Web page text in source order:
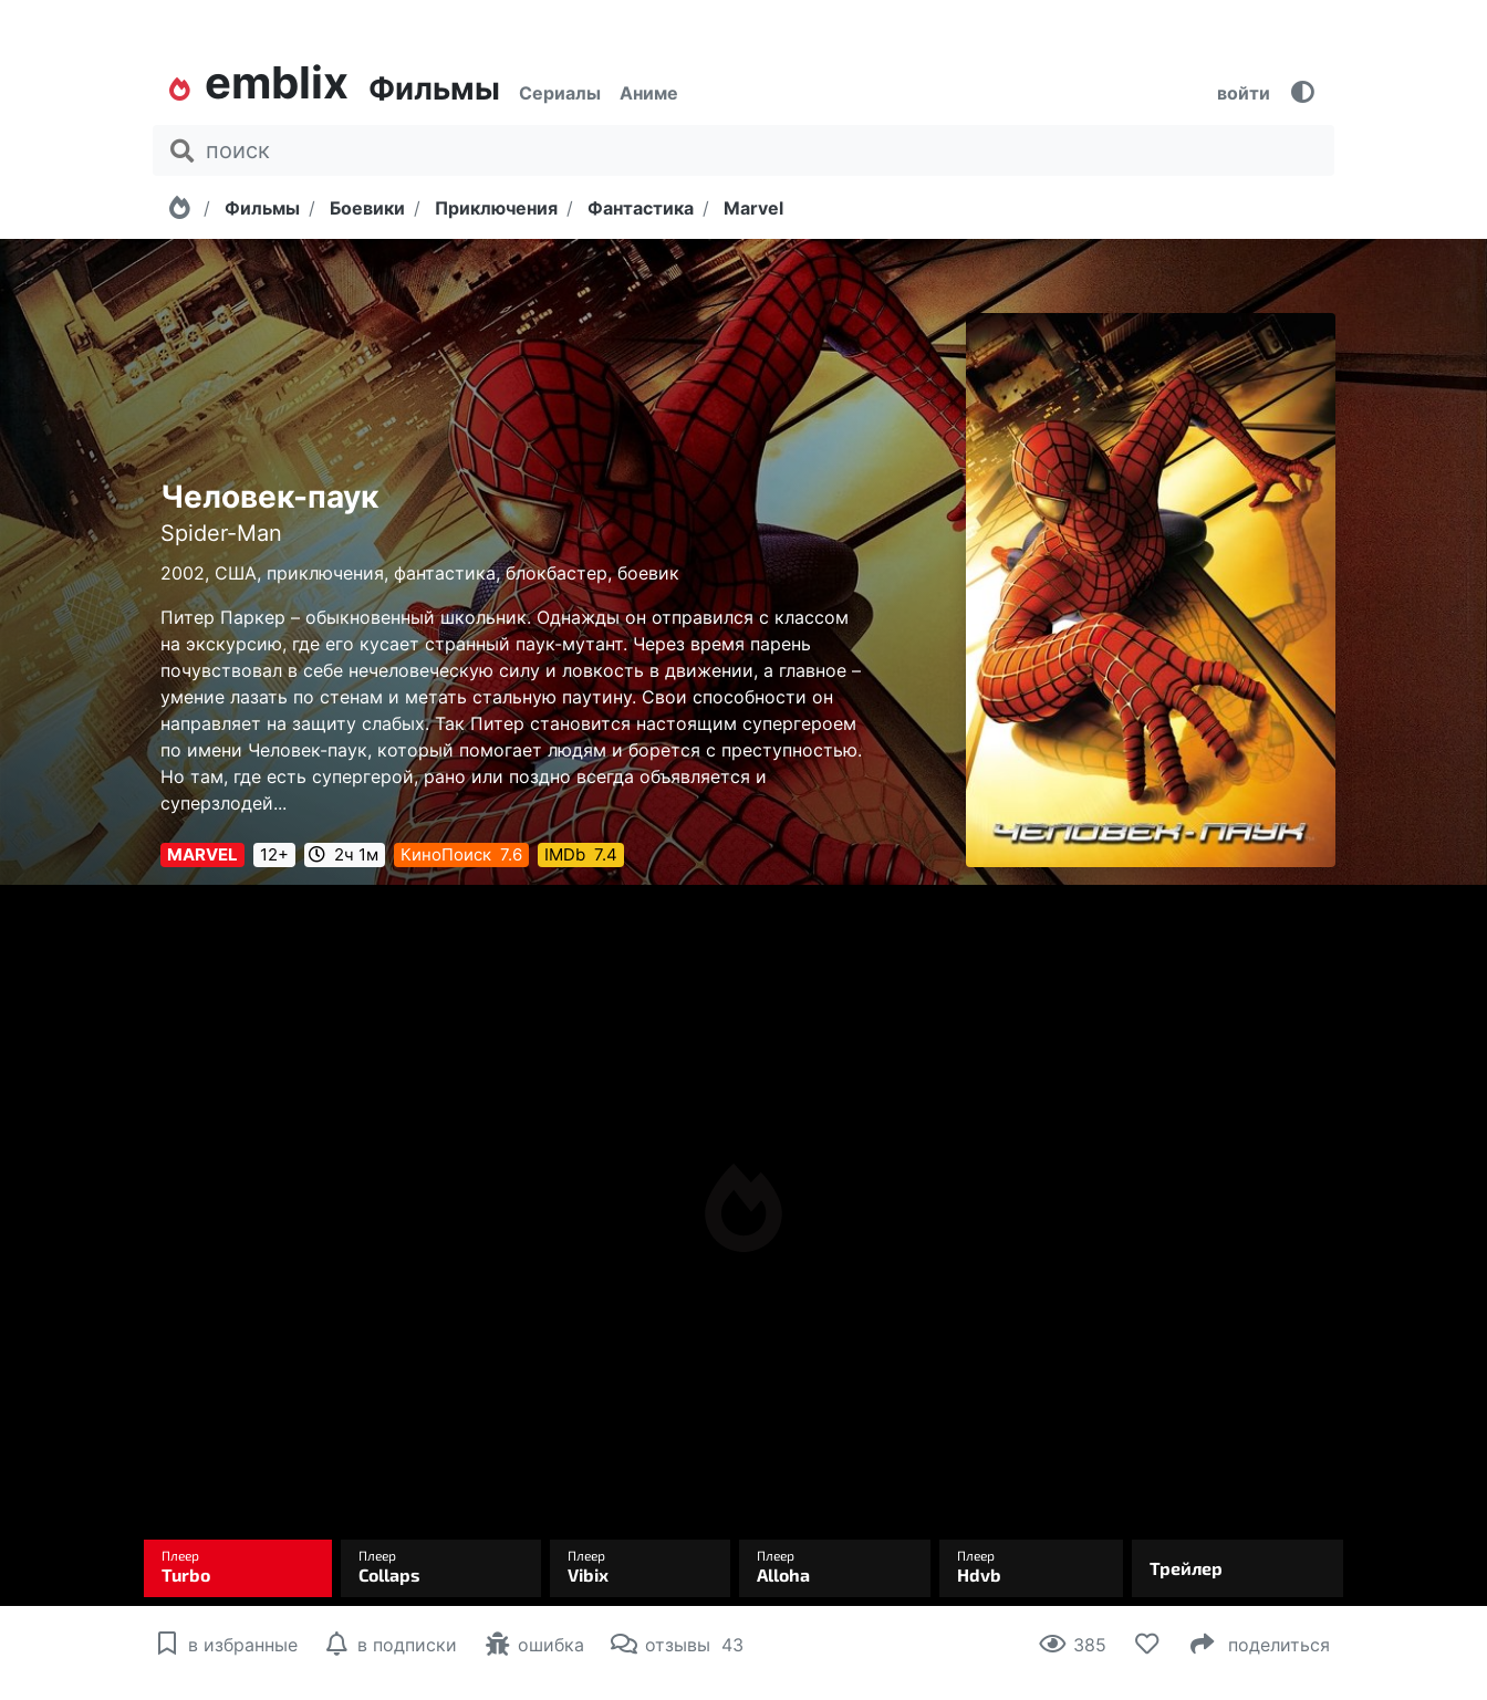
emblix Фильмы Сериалы Аниме войти
Главная
Фильмы Боевики Приключения Фантастика Marvel
Человек-паук
Spider-Man
2002, США, приключения, фантастика, блокбастер, боевик
Питер Паркер – обыкновенный школьник. Однажды он отправился с классом
на экскурсию, где его кусает странный паук-мутант. Через время парень
почувствовал в себе нечеловеческую силу и ловкость в движении, а главное –
умение лазать по стенам и метать стальную паутину. Свои способности он
направляет на защиту слабых. Так Питер становится настоящим супергероем
по имени Человек-паук, который помогает людям и борется с преступностью.
Но там, где есть супергерой, рано или поздно всегда объявляется и
суперзлодей...
MARVEL 12+ 2ч 1м КиноПоиск 7.6 IMDb 7.4
в избранные в подписки ошибка отзывы 43 385 поделиться